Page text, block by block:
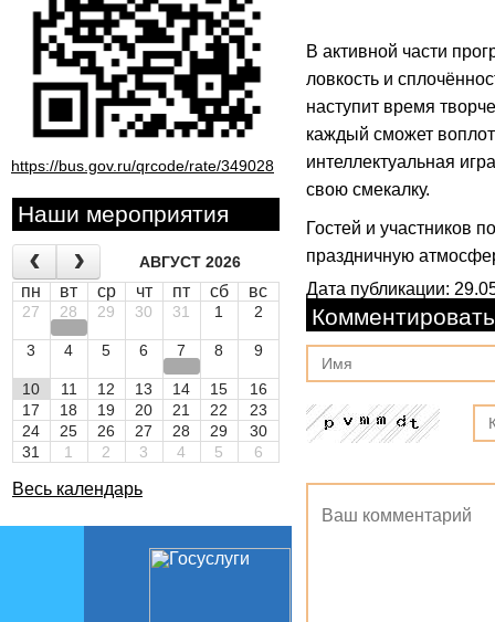
https://bus.gov.ru/qrcode/rate/349028
Наши мероприятия
АВГУСТ 2026
пн вт ср чт пт сб вс
27 28 29 30 31 1 2
3 4 5 6 7 8 9
10 11 12 13 14 15
16
17
18 19 20 21 22
23
24
25 26 27 28 29
30
31
1 2 3 4 5 6
Весь календарь
В активной части
ловкость и
наступит время
каждый сможет
интеллектуальная
свою смекалку.
Гостей и участников
праздничную
Дата публикации:
Комментировать